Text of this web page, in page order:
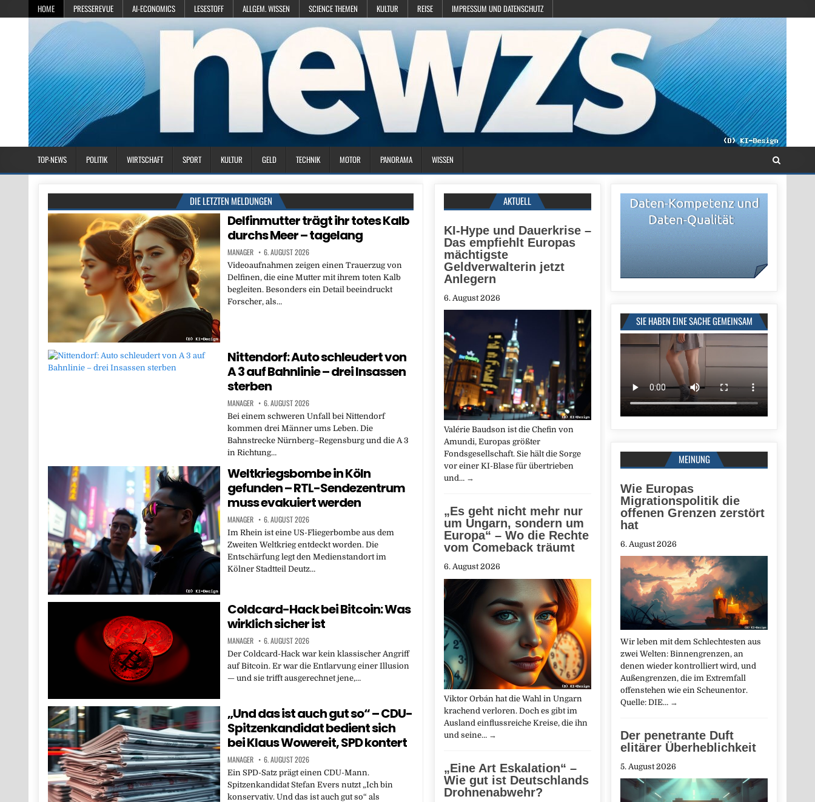
HOME PRESSEREVUE AI-ECONOMICS LESESTOFF ALLGEM. WISSEN SCIENCE THEMEN KULTUR REISE IMPRESSUM UND DATENSCHUTZ
TOP-NEWS POLITIK WIRTSCHAFT SPORT KULTUR GELD TECHNIK MOTOR PANORAMA WISSEN
DIE LETZTEN MELDUNGEN
Delfinmutter trägt ihr totes Kalb
durchs Meer – tagelang
MANAGER 6. AUGUST 2026
Videoaufnahmen zeigen einen Trauerzug von
Delfinen, die eine Mutter mit ihrem toten Kalb
begleiten. Besonders ein Detail beeindruckt
Forscher, als…
Nittendorf: Auto schleudert von
A 3 auf Bahnlinie – drei Insassen
sterben
MANAGER 6. AUGUST 2026
Bei einem schweren Unfall bei Nittendorf
kommen drei Männer ums Leben. Die
Bahnstrecke Nürnberg–Regensburg und die A 3
in Richtung…
Weltkriegsbombe in Köln
gefunden – RTL-Sendezentrum
muss evakuiert werden
MANAGER 6. AUGUST 2026
Im Rhein ist eine US-Fliegerbombe aus dem
Zweiten Weltkrieg entdeckt worden. Die
Entschärfung legt den Medienstandort im
Kölner Stadtteil Deutz…
Coldcard-Hack bei Bitcoin: Was
wirklich sicher ist
MANAGER 6. AUGUST 2026
Der Coldcard-Hack war kein klassischer Angriff
auf Bitcoin. Er war die Entlarvung einer Illusion
— und sie trifft ausgerechnet jene,…
„Und das ist auch gut so“ – CDU-
Spitzenkandidat bedient sich
bei Klaus Wowereit, SPD kontert
MANAGER 6. AUGUST 2026
Ein SPD-Satz prägt einen CDU-Mann.
Spitzenkandidat Stefan Evers nutzt „Ich bin
konservativ. Und das ist auch gut so“ als
SIE HABEN EINE SACHE GEMEINSAM
MEINUNG
Wie Europas
Migrationspolitik die
offenen Grenzen zerstört
hat
6. August 2026
Wir leben mit dem Schlechtesten aus
zwei Welten: Binnengrenzen, an
denen wieder kontrolliert wird, und
Außengrenzen, die im Extremfall
offenstehen wie ein Scheunentor.
Quelle: DIE… →
Der penetrante Duft
elitärer Überheblichkeit
5. August 2026
AKTUELL
KI-Hype und Dauerkrise –
Das empfiehlt Europas
mächtigste
Geldverwalterin jetzt
Anlegern
6. August 2026
Valérie Baudson ist die Chefin von
Amundi, Europas größter
Fondsgesellschaft. Sie hält die Sorge
vor einer KI-Blase für übertrieben
und… →
„Es geht nicht mehr nur
um Ungarn, sondern um
Europa“ – Wo die Rechte
vom Comeback träumt
6. August 2026
Viktor Orbán hat die Wahl in Ungarn
krachend verloren. Doch es gibt im
Ausland einflussreiche Kreise, die ihn
und seine… →
„Eine Art Eskalation“ –
Wie gut ist Deutschlands
Drohnenabwehr?